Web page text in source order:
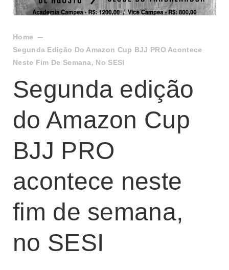
Home
Segunda Edição Do Amazon Cup BJJ PRO Acontece
Neste Fim De Semana, No SESI
Segunda edição
do Amazon Cup
BJJ PRO
acontece neste
fim de semana,
no SESI